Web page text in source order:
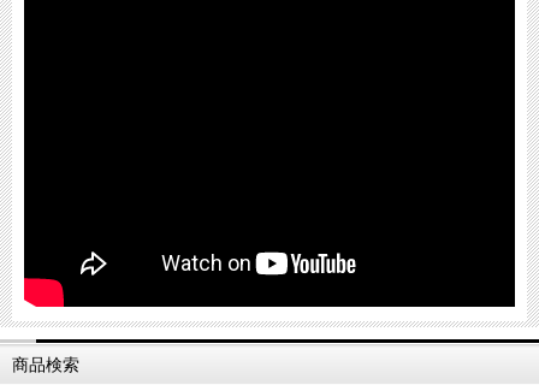
商品検索